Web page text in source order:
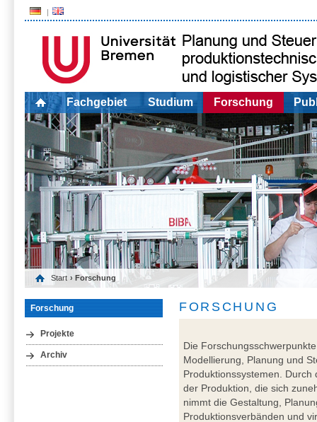
Fachgebiet Studium Forschung
Start › Forschung
Forschung
Projekte
Archiv
FORSCHUNG
Die
Modellierung, Planung und
Produktionssystemen. Durch
der Produktion, die sich
nimmt die Gestaltung,
Produktionsverbänden und